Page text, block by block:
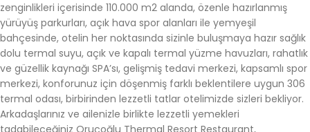
zenginlikleri içerisinde 110.000 m2 alanda, özenle hazırlanmış
yürüyüş parkurları, açık hava spor alanları ile yemyeşil
bahçesinde, otelin her noktasında sizinle buluşmaya hazır sağlık
dolu termal suyu, açık ve kapalı termal yüzme havuzları, rahatlık
ve güzellik kaynağı SPA’sı, gelişmiş tedavi merkezi, kapsamlı spor
merkezi, konforunuz için döşenmiş farklı beklentilere uygun 306
termal odası, birbirinden lezzetli tatlar otelimizde sizleri bekliyor.
Arkadaşlarınız ve ailenizle birlikte lezzetli yemekleri
tadabileceğiniz Oruçoğlu Thermal Resort Restaurant,